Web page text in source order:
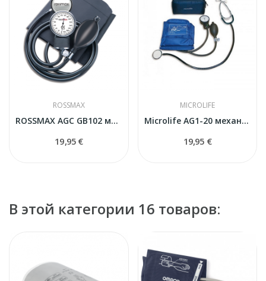
ROSSMAX
ROSSMAX AGC GB102 механический тонометр
19,95 €
MICROLIFE
Microlife AG1-20 механический тонометр
19,95 €
В этой категории 16 товаров: